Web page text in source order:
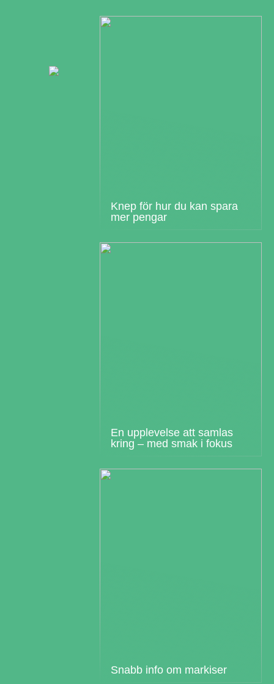
Knep för hur du kan spara
mer pengar
En upplevelse att samlas
kring – med smak i fokus
Snabb info om markiser